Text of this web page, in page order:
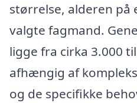
størrelse, alderen på
valgte fagmand.
ligge fra cirka 3.000
afhængig af
og de specifikke